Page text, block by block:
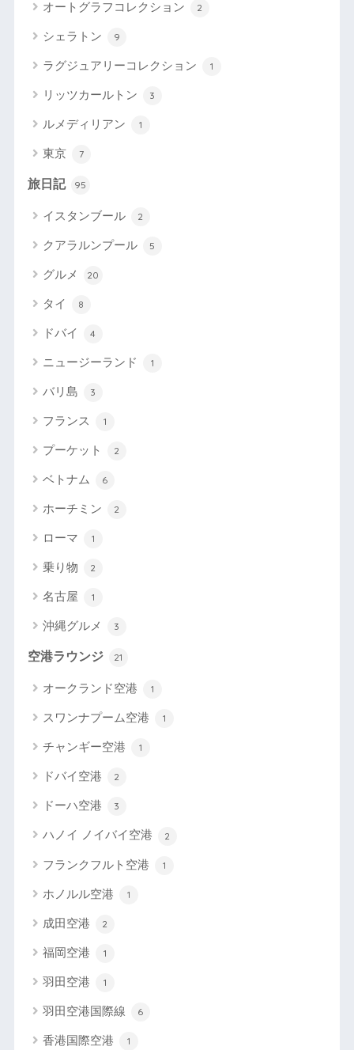
オートグラフコレクション 2
シェラトン 9
ラグジュアリーコレクション 1
リッツカールトン 3
ルメディリアン 1
東京 7
旅日記 95
イスタンブール 2
クアラルンプール 5
グルメ 20
タイ 8
ドバイ 4
ニュージーランド 1
バリ島 3
フランス 1
プーケット 2
ベトナム 6
ホーチミン 2
ローマ 1
乗り物 2
名古屋 1
沖縄グルメ 3
空港ラウンジ 21
オークランド空港 1
スワンナプーム空港 1
チャンギー空港 1
ドバイ空港 2
ドーハ空港 3
ハノイ ノイバイ空港 2
フランクフルト空港 1
ホノルル空港 1
成田空港 2
福岡空港 1
羽田空港 1
羽田空港国際線 6
香港国際空港 1